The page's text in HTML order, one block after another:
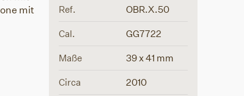
mit
Ref. OBR.X.50
Cal. GG7722
Maße 39 x 41 mm
Circa 2010